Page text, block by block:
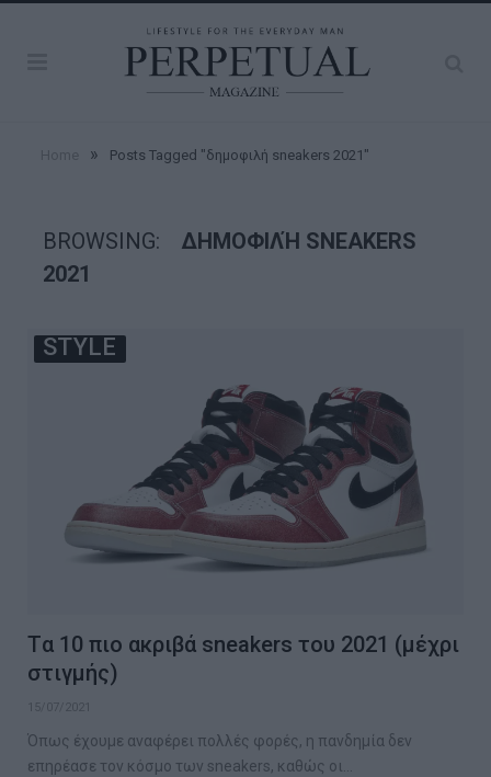
» Posts Tagged "δημοφιλή sneakers 2021"
BROWSING:
ΔΗΜΟΦΙΛΉ SNEAKERS
2021
STYLE
Tα 10 πιο ακριβά sneakers του 2021 (μέχρι
στιγμής)
15/07/2021
Όπως έχουμε αναφέρει πολλές φορές, η πανδημία δεν
επηρέασε τον κόσμο των sneakers, καθώς οι…